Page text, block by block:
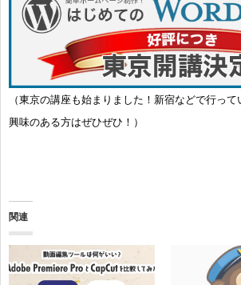
（東京の講座も始まりました！新宿などで行っ
興味のある方はぜひぜひ！）
関連